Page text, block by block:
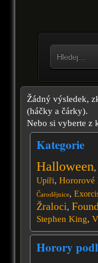
Žádný výsledek,
(háčky a čárky).
Nebo si vyberte z
Kategorie
Halloween,
Upíři, Hororové
Čarodějnice,
Žraloci,
Stephen King,
Horory